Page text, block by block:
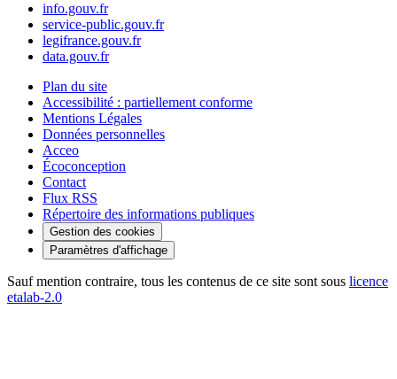
info.gouv.fr
service-public.gouv.fr
legifrance.gouv.fr
data.gouv.fr
Plan du site
Accessibilité : partiellement conforme
Mentions Légales
Données personnelles
Acceo
Écoconception
Contact
Flux RSS
Répertoire des informations publiques
Gestion des cookies
Paramètres d'affichage
Sauf mention contraire, tous les contenus de ce site sont sous licence
etalab-2.0